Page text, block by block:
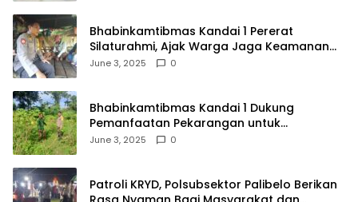
Bhabinkamtibmas Kandai 1 Pererat
Silaturahmi, Ajak Warga Jaga Keamanan
Lingkungan
June 3, 2025 0
Bhabinkamtibmas Kandai 1 Dukung
Pemanfaatan Pekarangan untuk
Ketahanan Pangan Menuju Indonesia Emas
June 3, 2025 0
Patroli KRYD, Polsubsektor Palibelo Berikan